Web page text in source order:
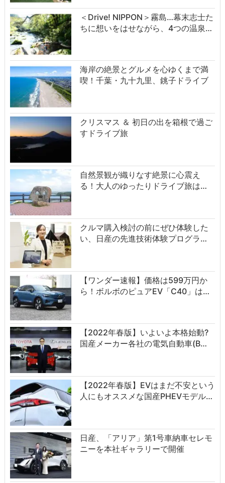
＜Drive! NIPPON＞霧島…幕末志士た
ちに想いをはせながら、4つの温泉…
海岸の絶景とグルメを心ゆくまで満
喫！千葉・九十九里、銚子ドライブ
クリスマス ＆ 初日の出を箱根で過ご
すドライブ旅
自然景観が織りなす絶景に心震え
る！大人のゆったりドライブ旅は…
クルマ購入検討の前にぜひ体験した
い、日産の先進技術体験プログラ…
【ワンダー速報】価格は599万円か
ら！ボルボのピュアEV「C40」は…
【2022年春版】いよいよ本格始動?
国産メーカー各社の電気自動車(B…
【2022年春版】EVはまだ不安という
人にもオススメな国産PHEVモデル…
日産、「アリア」第1号車納車セレモ
ニーを本社ギャラリーで開催